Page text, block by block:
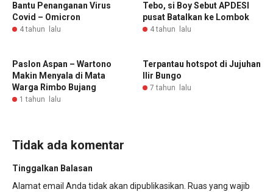
Bantu Penanganan Virus
Covid – Omicron
4 tahun lalu
Tebo, si Boy Sebut APDESI
pusat Batalkan ke Lombok
4 tahun lalu
Paslon Aspan – Wartono
Makin Menyala di Mata
Warga Rimbo Bujang
1 tahun lalu
Terpantau hotspot di Jujuhan
Ilir Bungo
7 tahun lalu
Tidak ada komentar
Tinggalkan Balasan
Alamat email Anda tidak akan dipublikasikan. Ruas yang wajib